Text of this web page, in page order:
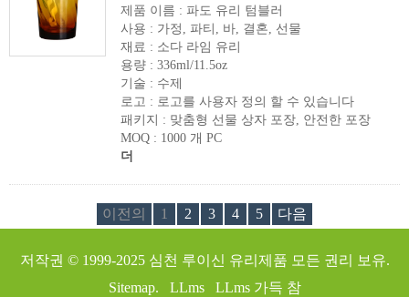
제품 이름 : 파도 유리 텀블러
사용 : 가정, 파티, 바, 결혼, 선물
재료 : 소다 라임 유리
용량 : 336ml/11.5oz
기술 : 수제
로고 : 로고를 사용자 정의 할 수 있습니다
패키지 : 맞춤형 선물 상자 포장, 안전한 포장
MOQ : 1000 개 PC
더
이전의 1 2 3 4 5 다음
저작권 © 1999-2025 심천 루이신 유리제품 모든 권리 보유.
Sitemap.
LLms LLms 가득 참